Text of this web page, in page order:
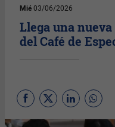
Mié 03/06/2026
Llega una
del Café de